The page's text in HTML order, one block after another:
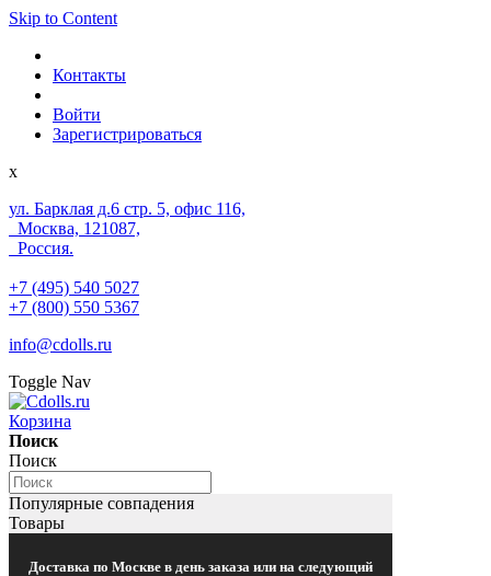
Skip to Content
Контакты
Войти
Зарегистрироваться
x
ул. Барклая д.6 стр. 5, офис 116,
Москва, 121087,
Россия.
+7 (495) 540 5027
+7 (800) 550 5367
info@cdolls.ru
Toggle Nav
Корзина
Поиск
Поиск
Популярные совпадения
Товары
Доставка по Москве в день заказа или на следующий